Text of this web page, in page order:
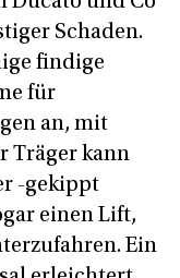
Schaden.
findige
für
an, mit
Träger kann
-gekippt
einen Lift,
Ein